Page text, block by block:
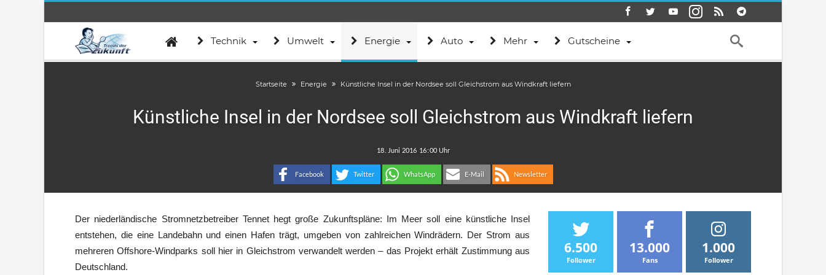
Technik Umwelt Energie Auto Mehr Gutscheine
Startseite Energie Künstliche Insel in der Nordsee soll Gleichstrom aus Windkraft liefern
Künstliche Insel in der Nordsee soll Gleichstrom aus Windkraft liefern
:
Facebook Twitter WhatsApp E-Mail Newsletter
Der niederländische Stromnetzbetreiber Tennet hegt große Zukunftspläne: Im Meer soll eine künstliche Insel
entstehen, die eine Landebahn und einen Hafen trägt, umgeben von zahlreichen Windrädern. Der Strom aus
mehreren Offshore-Windparks soll hier in Gleichstrom verwandelt werden – das Projekt erhält Zustimmung aus
Deutschland.
6.500
Follower
13.000
Fans
1.000
Follower